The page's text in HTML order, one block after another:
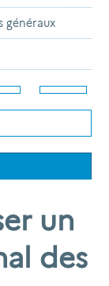
généraux
un
des